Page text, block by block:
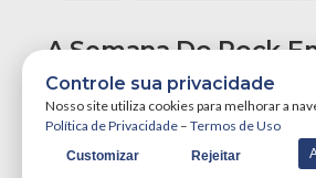
A Semana Do Rock
Pessoa Promete Um
Maiores Finais De
Ano!
Controle sua privacidade
Nosso site utiliza cookies para melhorar a
Política de Privacidade – Termos de Uso
Customizar Rejeitar